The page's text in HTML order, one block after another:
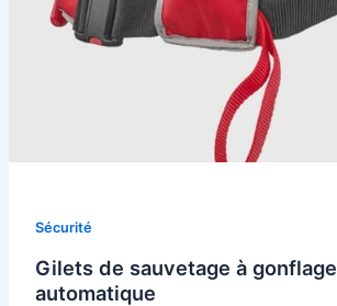
Sécurité
Gilets de sauvetage à gonflage
automatique